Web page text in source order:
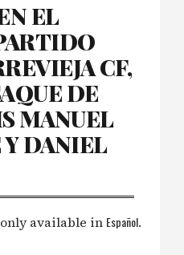
EL
CF,
DE
MANUEL
DANIEL
available in Español.